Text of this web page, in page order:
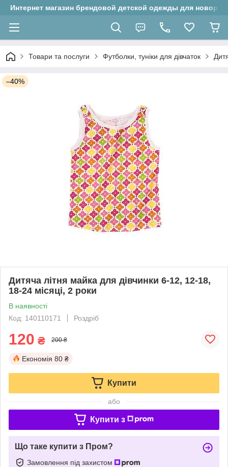
Интернет магазин брендовой детской одежды для
Товари та послуги Футболки, туніки для дівчаток
–40%
Дитяча літня майка для дівчинки 6-12, 12-18,
18-24 місяці, 2 роки
В наявності
Код: 140110171
Роздріб
120 ₴ 200 ₴
Економія 80 ₴
Купити
або
Купити з
Що таке купити з Пром?
Замовлення під захистом